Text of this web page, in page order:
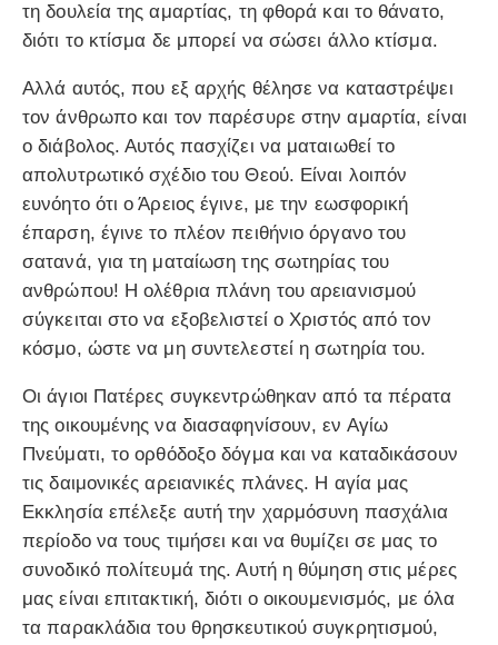
τη δουλεία της αμαρτίας, τη φθορά και το θάνατο,
διότι το κτίσμα δε μπορεί να σώσει άλλο κτίσμα.
Αλλά αυτός, που εξ αρχής θέλησε να καταστρέψει
τον άνθρωπο και τον παρέσυρε στην αμαρτία, είναι
ο διάβολος. Αυτός πασχίζει να ματαιωθεί το
απολυτρωτικό σχέδιο του Θεού. Είναι λοιπόν
ευνόητο ότι ο Άρειος έγινε, με την εωσφορική
έπαρση, έγινε το πλέον πειθήνιο όργανο του
σατανά, για τη ματαίωση της σωτηρίας του
ανθρώπου! Η ολέθρια πλάνη του αρειανισμού
σύγκειται στο να εξοβελιστεί ο Χριστός από τον
κόσμο, ώστε να μη συντελεστεί η σωτηρία του.
Οι άγιοι Πατέρες συγκεντρώθηκαν από τα πέρατα
της οικουμένης να διασαφηνίσουν, εν Αγίω
Πνεύματι, το ορθόδοξο δόγμα και να καταδικάσουν
τις δαιμονικές αρειανικές πλάνες. Η αγία μας
Εκκλησία επέλεξε αυτή την χαρμόσυνη πασχάλια
περίοδο να τους τιμήσει και να θυμίζει σε μας το
συνοδικό πολίτευμά της. Αυτή η θύμηση στις μέρες
μας είναι επιτακτική, διότι ο οικουμενισμός, με όλα
τα παρακλάδια του θρησκευτικού συγκρητισμού,